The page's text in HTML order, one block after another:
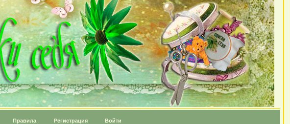
Правила Регистрация Войти